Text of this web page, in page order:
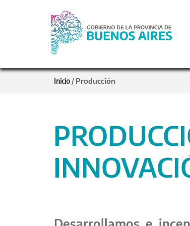
Inicio / Producción